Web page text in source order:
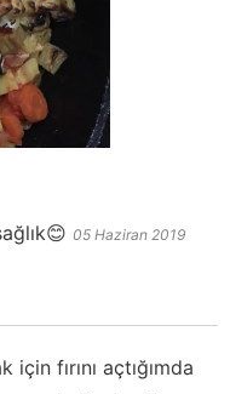
05 Haziran 2019
fırını açtığımda